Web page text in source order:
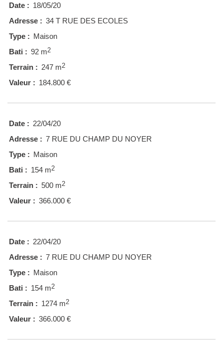
Date : 18/05/20
Adresse : 34 T RUE DES ECOLES
Type : Maison
Bati : 92 m2
Terrain : 247 m2
Valeur : 184.800 €
Date : 22/04/20
Adresse : 7 RUE DU CHAMP DU NOYER
Type : Maison
Bati : 154 m2
Terrain : 500 m2
Valeur : 366.000 €
Date : 22/04/20
Adresse : 7 RUE DU CHAMP DU NOYER
Type : Maison
Bati : 154 m2
Terrain : 1274 m2
Valeur : 366.000 €